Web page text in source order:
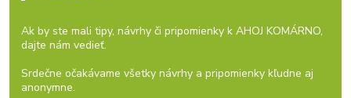
Ak by ste mali tipy, návrhy či pripomienky k AHOJ KOMÁRNO,
dajte nám vedieť.
Srdečne očakávame všetky návrhy a pripomienky kľudne aj
anonymne.